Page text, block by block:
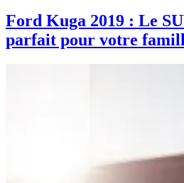
Ford Kuga 2019 : Le
parfait pour votre